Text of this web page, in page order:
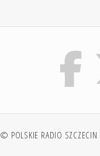
© POLSKIE RADIO SZCZECIN